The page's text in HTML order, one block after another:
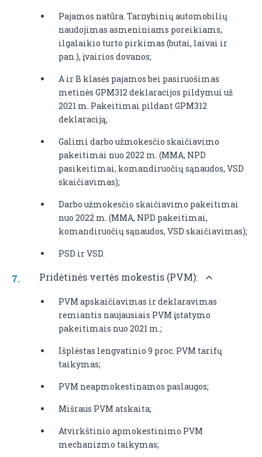
Pajamos natūra. Tarnybinių automobilių
naudojimas asmeniniams poreikiams,
ilgalaikio turto pirkimas (butai, laivai ir
pan.), įvairios dovanos;
A ir B klasės pajamos bei pasiruošimas
metinės GPM312 deklaracijos pildymui už
2021 m. Pakeitimai pildant GPM312
deklaraciją;
Galimi darbo užmokesčio skaičiavimo
pakeitimai nuo 2022 m. (MMA, NPD
pasikeitimai, komandiruočių sąnaudos, VSD
skaičiavimas);
Darbo užmokesčio skaičiavimo pakeitimai
nuo 2022 m. (MMA, NPD pakeitimai,
komandiruočių sąnaudos, VSD skaičiavimas);
PSD ir VSD.
Pridėtinės vertės mokestis (PVM):
PVM apskaičiavimas ir deklaravimas
remiantis naujausiais PVM įstatymo
pakeitimais nuo 2021 m.;
Išplėstas lengvatinio 9 proc. PVM tarifų
taikymas;
PVM neapmokestinamos paslaugos;
Mišraus PVM atskaita;
Atvirkštinio apmokestinimo PVM
mechanizmo taikymas;